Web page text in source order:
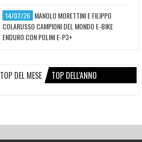
14/07/26 MANOLO MORETTINI E FILIPPO
COLARUSSO CAMPIONI DEL MONDO E-BIKE
ENDURO CON POLINI E-P3+
TOP DEL MESE TOP DELL'ANNO